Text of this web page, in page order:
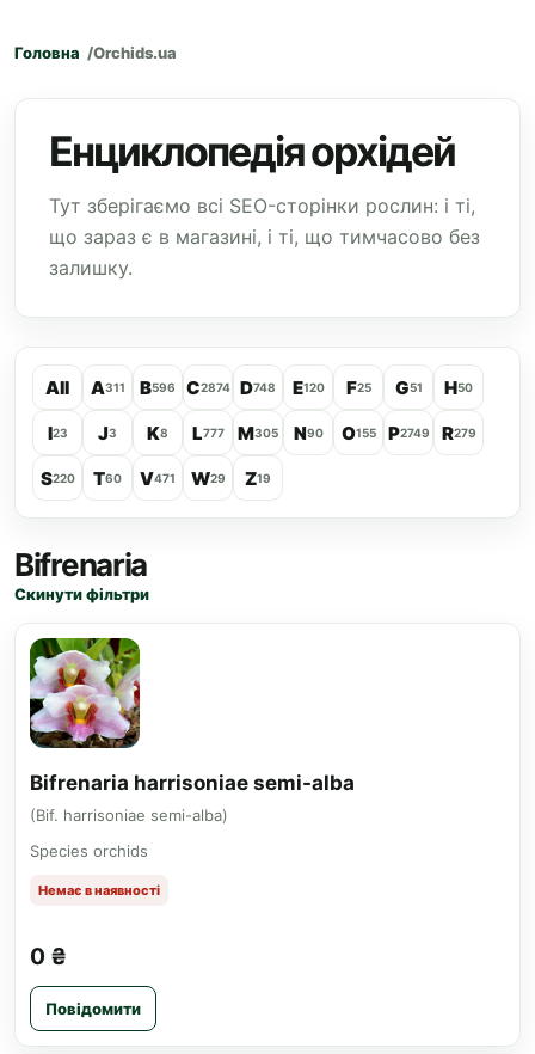
Головна Orchids.ua
Енциклопедія орхідей
Тут зберігаємо всі SEO-сторінки рослин: і ті,
що зараз є в магазині, і ті, що тимчасово без
залишку.
All A311 B596 C2874 D748 E120 F25 G51 H50
I23 J3 K8 L777 M305 N90 O155 P2749 R279
S220 T60 V471 W29 Z19
Bifrenaria
Скинути фільтри
Bifrenaria harrisoniae semi-alba
(Bif. harrisoniae semi-alba)
Species orchids
Немає в наявності
0 ₴
Повідомити